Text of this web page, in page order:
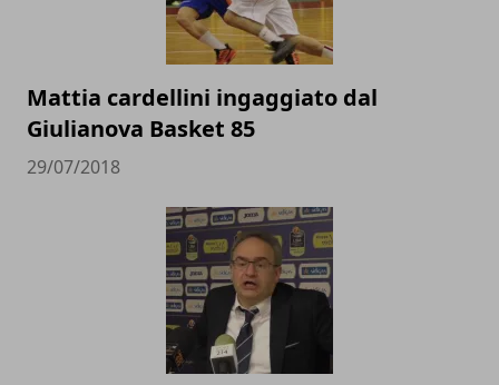
Mattia cardellini ingaggiato dal
Giulianova Basket 85
29/07/2018